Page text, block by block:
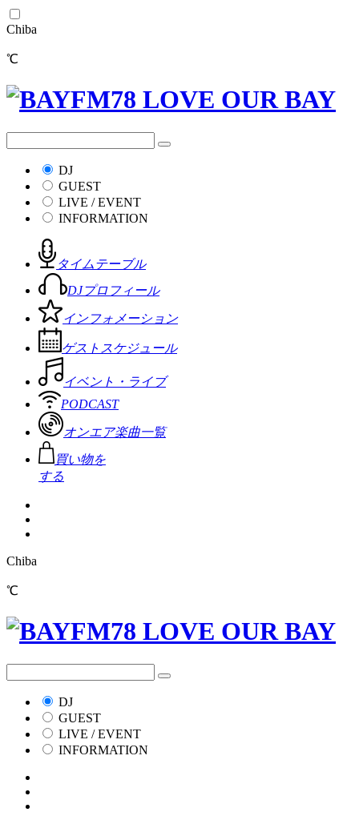
Chiba
℃
DJ
GUEST
LIVE / EVENT
INFORMATION
タイムテーブル
DJプロフィール
インフォメーション
ゲストスケジュール
イベント・ライブ
PODCAST
オンエア楽曲一覧
買い物を
する
Chiba
℃
DJ
GUEST
LIVE / EVENT
INFORMATION